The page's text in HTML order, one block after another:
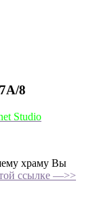
8
Studio
храму Вы
ссылке —>>